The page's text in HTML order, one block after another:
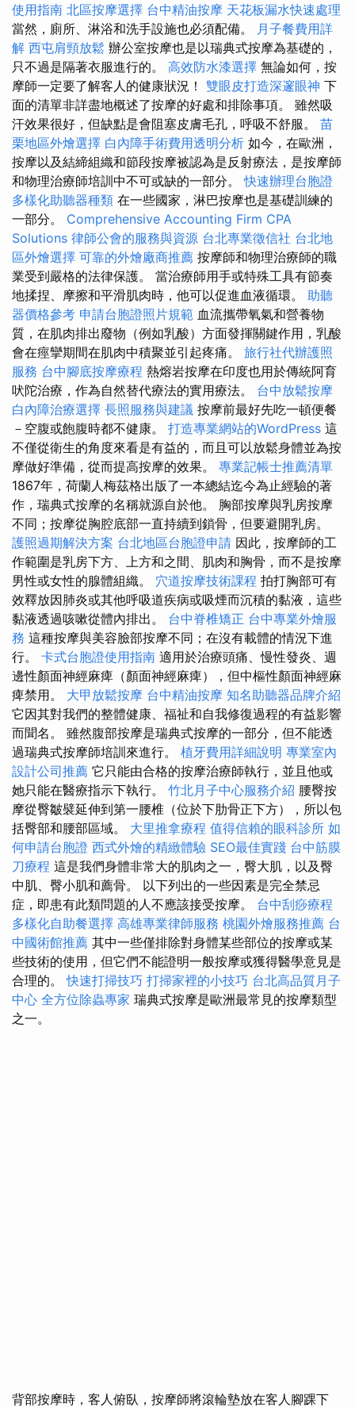
使用指南 北區按摩選擇 台中精油按摩 天花板漏水快速處理
當然，廁所、淋浴和洗手設施也必須配備。
月子餐費用詳
解 西屯肩頸放鬆 辦公室按摩也是以瑞典式按摩為基礎的，
只不過是隔著衣服進行的。 高效防水漆選擇 無論如何，按
摩師一定要了解客人的健康狀況！ 雙眼皮打造深邃眼神 下
面的清單非詳盡地概述了按摩的好處和排除事項。 雖然吸
汗效果很好，但缺點是會阻塞皮膚毛孔，呼吸不舒服。 苗
栗地區外燴選擇 白內障手術費用透明分析 如今，在歐洲，
按摩以及結締組織和節段按摩被認為是反射療法，是按摩師
和物理治療師培訓中不可或缺的一部分。快速辦理台胞證
多樣化助聽器種類 在一些國家，淋巴按摩也是基礎訓練的
一部分。 Comprehensive Accounting Firm CPA
Solutions 律師公會的服務與資源 台北專業徵信社 台北地
區外燴選擇 可靠的外燴廠商推薦 按摩師和物理治療師的職
業受到嚴格的法律保護。 當治療師用手或特殊工具有節奏
地揉捏、摩擦和平滑肌肉時，他可以促進血液循環。 助聽
器價格參考 申請台胞證照片規範 血流攜帶氧氣和營養物
質，在肌肉排出廢物（例如乳酸）方面發揮關鍵作用，乳酸
會在痙攣期間在肌肉中積聚並引起疼痛。 旅行社代辦護照
服務 台中腳底按摩療程 熱熔岩按摩在印度也用於傳統阿育
吠陀治療，作為自然替代療法的實用療法。 台中放鬆按摩
白內障治療選擇 長照服務與建議 按摩前最好先吃一頓便餐
－空腹或飽腹時都不健康。 打造專業網站的WordPress 這
不僅從衛生的角度來看是有益的，而且可以放鬆身體並為按
摩做好準備，從而提高按摩的效果。 專業記帳士推薦清單
1867年，荷蘭人梅茲格出版了一本總結迄今為止經驗的著
作，瑞典式按摩的名稱就源自於他。 胸部按摩與乳房按摩
不同；按摩從胸腔底部一直持續到鎖骨，但要避開乳房。
護照過期解決方案 台北地區台胞證申請 因此，按摩師的工
作範圍是乳房下方、上方和之間、肌肉和胸骨，而不是按摩
男性或女性的腺體組織。 穴道按摩技術課程 拍打胸部可有
效釋放因肺炎或其他呼吸道疾病或吸煙而沉積的黏液，這些
黏液透過咳嗽從體內排出。 台中脊椎矯正 台中專業外燴服
務 這種按摩與美容臉部按摩不同；在沒有載體的情況下進
行。 卡式台胞證使用指南 適用於治療頭痛、慢性發炎、週
邊性顏面神經麻痺（顏面神經麻痺），但中樞性顏面神經麻
痺禁用。 大甲放鬆按摩 台中精油按摩 知名助聽器品牌介紹
它因其對我們的整體健康、福祉和自我修復過程的有益影響
而聞名。 雖然腹部按摩是瑞典式按摩的一部分，但不能透
過瑞典式按摩師培訓來進行。 植牙費用詳細說明 專業室內
設計公司推薦 它只能由合格的按摩治療師執行，並且他或
她只能在醫療指示下執行。 竹北月子中心服務介紹 腰臀按
摩從臀皺襞延伸到第一腰椎（位於下肋骨正下方），所以包
括臀部和腰部區域。 大里推拿療程 值得信賴的眼科診所 如
何申請台胞證 西式外燴的精緻體驗 SEO最佳實踐 台中筋膜
刀療程 這是我們身體非常大的肌肉之一，臀大肌，以及臀
中肌、臀小肌和薦骨。 以下列出的一些因素是完全禁忌
症，即患有此類問題的人不應該接受按摩。 台中刮痧療程
多樣化自助餐選擇 高雄專業律師服務 桃園外燴服務推薦 台
中國術館推薦 其中一些僅排除對身體某些部位的按摩或某
些技術的使用，但它們不能證明一般按摩或獲得醫學意見是
合理的。快速打掃技巧 打掃家裡的小技巧 台北高品質月子
中心 全方位除蟲專家 瑞典式按摩是歐洲最常見的按摩類型
之一。
背部按摩時，客人俯臥，按摩師將滾輪墊放在客人腳踝下